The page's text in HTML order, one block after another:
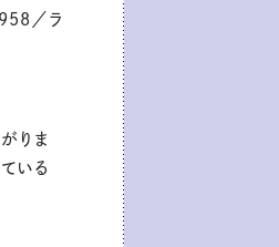
／ラ
りま
いる